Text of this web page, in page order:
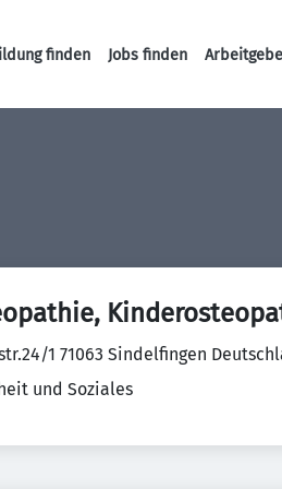
Haupt-
finden Jobs finden
1 71063 Sindelfingen
und Soziales